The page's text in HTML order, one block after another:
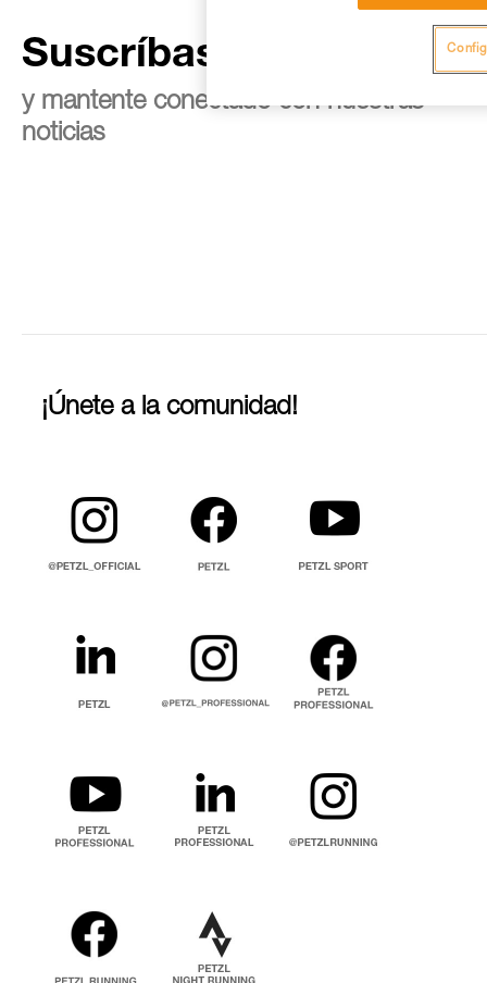
Suscríbase al boletín
y mantente conectado con nuestras
noticias
¡Únete a la comunidad!